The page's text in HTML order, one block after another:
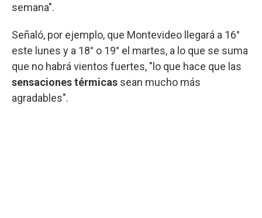
semana".
Señaló, por ejemplo, que Montevideo llegará a 16°
este lunes y a 18° o 19° el martes, a lo que se suma
que no habrá vientos fuertes, "lo que hace que las
sensaciones térmicas sean mucho más
agradables".